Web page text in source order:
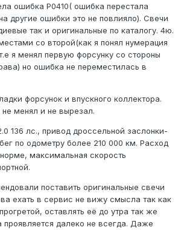
ошибка P0410( ошибка перестала
другие ошибки это не повлияло). Свечи
так и оригинальные по каталогу. 4ю.
со второй(как я понял нумерация
я менял первую форсунку со стороны
но ошибка не переместилась в
форсунок и впускного коллектора.
не менял и не вырезал.
136 лс., привод дроссельной заслонки-
по одометру более 210 000 км. Расход
максимальная скорость
поставить оригинальные свечи
ехать в сервис не вижу смысла так как
оставлять её до утра так же
далеко не всегда. Даже